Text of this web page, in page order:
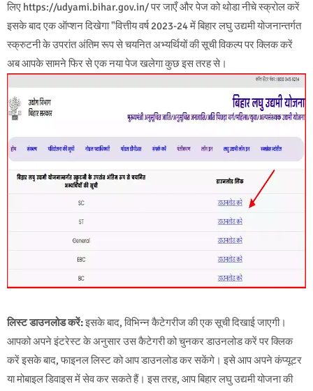
लिए https://udyami.bihar.gov.in/ पर जाएँ और पेज को थोडा नीचे स्क्रोल करें
इसके बाद एक ऑप्शन दिखेगा "वित्तीय वर्ष 2023-24 में बिहार लघु उद्यमी योजनान्तर्गत
स्क्रुटनी के उपरांत अंतिम रूप से चयनित अभ्यर्थियों की सूची विकल्प पर क्लिक करें
अब आपके सामने फिर से एक नया पेज खलेगा कुछ इस तरह से।
लिस्ट डाउनलोड करें:इसके बाद, विभिन्न कैटेगरीज की एक सूची दिखाई जाएगी।
आपको अपने इंटरेस्ट के अनुसार उस कैटेगरी को चुनकर डाउनलोड करें पर क्लिक
करें इसके बाद, फाइनल लिस्ट को आप डाउनलोड कर सकेंगे। इसे आप अपने कंप्यूटर
या मोबाइल डिवाइस में सेव कर सकते हैं। इस तरह, आप बिहार लघु उद्यमी योजना की